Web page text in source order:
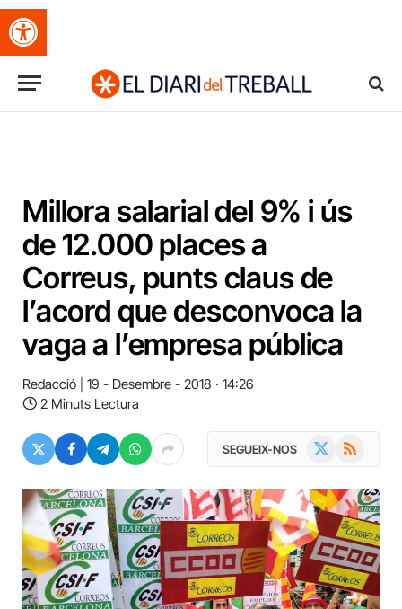
Obre la barra d'eines
Millora salarial del 9% i ús
de 12.000 places a
Correus, punts claus de
l’acord que desconvoca la
vaga a l’empresa pública
Redacció
19 - Desembre - 2018 · 14:26
2 Minuts Lectura
SEGUEIX-NOS RSS